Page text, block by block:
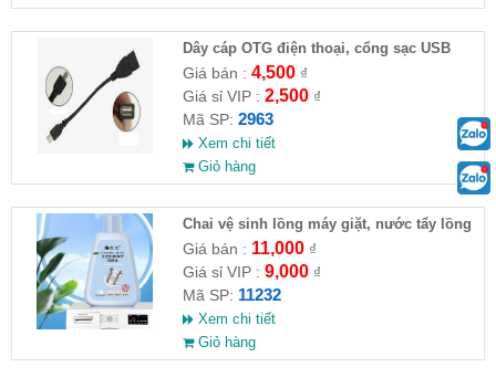
Dây cáp OTG điện thoại, cổng sạc USB
Giá bán : 4,500₫
Giá sỉ VIP : 2,500₫
Mã SP: 2963
Xem chi tiết
Giỏ hàng
Chai vệ sinh lồng máy giặt, nước tẩy lồng
máy giặt CLEANING FLUID
Giá bán : 11,000₫
Giá sỉ VIP : 9,000₫
Mã SP: 11232
Xem chi tiết
Giỏ hàng